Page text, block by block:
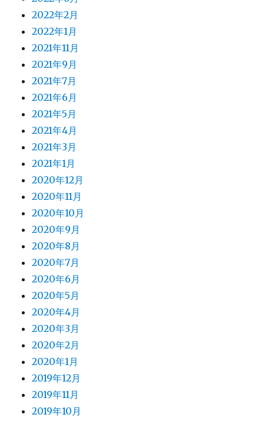
2022年2月
2022年1月
2021年11月
2021年9月
2021年7月
2021年6月
2021年5月
2021年4月
2021年3月
2021年1月
2020年12月
2020年11月
2020年10月
2020年9月
2020年8月
2020年7月
2020年6月
2020年5月
2020年4月
2020年3月
2020年2月
2020年1月
2019年12月
2019年11月
2019年10月